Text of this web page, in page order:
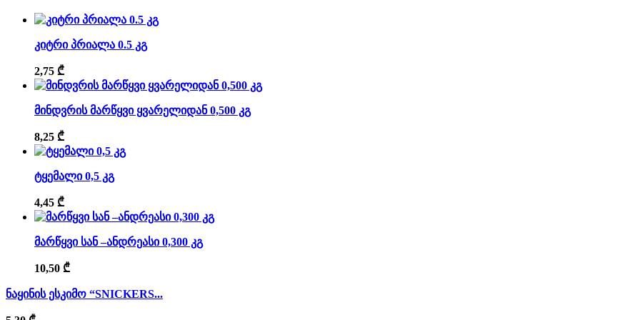
კიტრი პრიალა 0.5 კგ
2,75 ₾
მინდვრის მარწყვი ყვარელიდან 0,500 კგ
8,25 ₾
ტყემალი 0,5 კგ
4,45 ₾
მარწყვი სან –ანდრეასი 0,300 კგ
10,50 ₾
ნაყინის ესკიმო “SNICKERS...